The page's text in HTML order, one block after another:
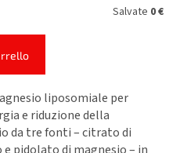
Salvate 0 €
liposomiale per
e riduzione della
da tre fonti – citrato di